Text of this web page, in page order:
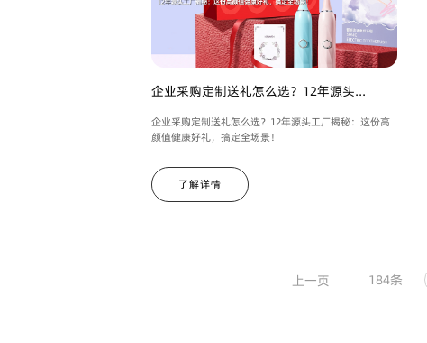
企业采购定制送礼怎么选？12年源头...
企业采购定制送礼怎么选？12年源头工厂揭秘：这份高
颜值健康好礼，搞定全场景！
了解详情
184条
上一页